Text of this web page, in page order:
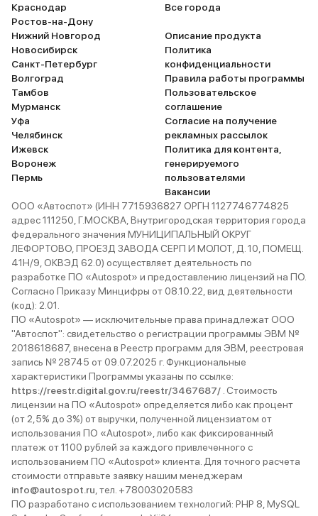
Краснодар
Ростов-на-Дону
Нижний Новгород
Новосибирск
Санкт-Петербург
Волгоград
Тамбов
Мурманск
Уфа
Челябинск
Ижевск
Воронеж
Пермь
Все города
Описание продукта
Политика
конфиденциальности
Правила работы программы
Пользовательское
соглашение
Согласие на получение
рекламных рассылок
Политика для контента,
генерируемого
пользователями
Вакансии
ООО «Автоспот» (ИНН 7715936827 ОРГН 1127746774825
адрес 111250, Г.МОСКВА, Внутригородская территория города
федерального значения МУНИЦИПАЛЬНЫЙ ОКРУГ
ЛЕФОРТОВО, ПРОЕЗД ЗАВОДА СЕРП И МОЛОТ, Д. 10, ПОМЕЩ.
41Н/9, ОКВЭД 62.0) осуществляет деятельность по
разработке ПО «Autospot» и предоставлению лицензий на ПО.
Согласно Приказу Минцифры от 08.10.22, вид деятельности
(код): 2.01.
ПО «Autospot» — исключительные права принадлежат ООО
"Автоспот": свидетельство о регистрации программы ЭВМ №
2018618687, внесена в Реестр программ для ЭВМ, реестровая
запись № 28745 от 09.07.2025 г. Функциональные
характеристики Программы указаны по ссылке:
https://reestr.digital.gov.ru/reestr/3467687/ . Стоимость
лицензии на ПО «Autospot» определяется либо как процент
(от 2,5% до 3%) от выручки, полученной лицензиатом от
использования ПО «Autospot», либо как фиксированный
платеж от 1100 рублей за каждого привлеченного с
использованием ПО «Autospot» клиента. Для точного расчета
стоимости отправьте заявку нашим менеджерам
info@autospot.ru , тел. +78003020583
ПО разработано с использованием технологий: PHP 8, MySQL